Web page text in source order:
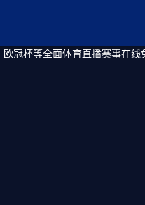
冠杯等全面体育直播赛事在